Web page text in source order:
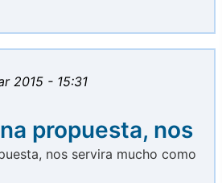
2015 - 15:31
propuesta, nos
nos servira mucho como